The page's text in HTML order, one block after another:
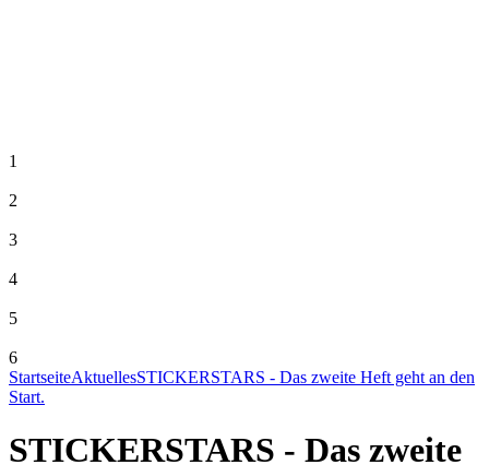
1
2
3
4
5
6
StartseiteAktuellesSTICKERSTARS - Das zweite Heft geht an den
Start.
STICKERSTARS - Das zweite